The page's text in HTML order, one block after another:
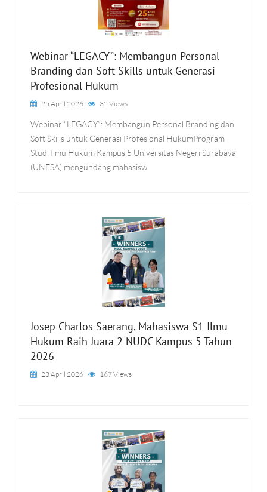
Webinar “LEGACY”: Membangun Personal
Branding dan Soft Skills untuk Generasi
Profesional Hukum
25 April 2026 32 Views
Webinar “LEGACY”: Membangun Personal Branding dan
Soft Skills untuk Generasi Profesional HukumProgram
Studi Ilmu Hukum Kampus 5 Universitas Negeri Surabaya
(UNESA) mengundang mahasisw
Josep Charlos Saerang, Mahasiswa S1 Ilmu
Hukum Raih Juara 2 NUDC Kampus 5 Tahun
2026
23 April 2026 167 Views